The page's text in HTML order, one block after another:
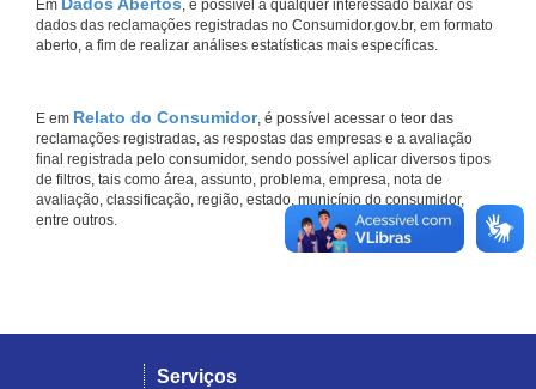
Em Dados Abertos, é possível a qualquer interessado baixar os
dados das reclamações registradas no Consumidor.gov.br, em formato
aberto, a fim de realizar análises estatísticas mais específicas.
E em Relato do Consumidor, é possível acessar o teor das
reclamações registradas, as respostas das empresas e a avaliação
final registrada pelo consumidor, sendo possível aplicar diversos tipos
de filtros, tais como área, assunto, problema, empresa, nota de
avaliação, classificação, região, estado, município do consumidor,
entre outros.
Serviços